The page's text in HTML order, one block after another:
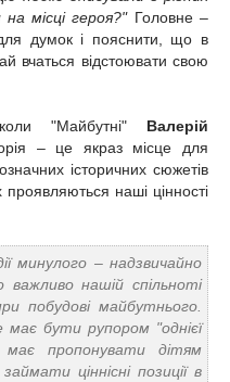
місці героя?" Головне –
думок і пояснити, що в
вчаться відстоювати свою
"Майбутні" Валерій
– це якраз місце для
історичних сюжетів
наші цінності
минулого – надзвичайно
нашій спільноті
побудові майбутнього.
бути рупором "однієї
пропонувати дітям
ціннісні позиції в